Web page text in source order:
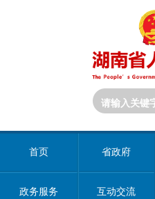
首页 省政府
政务服务 互动交流